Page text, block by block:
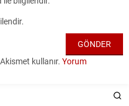
kullanır. Yorum